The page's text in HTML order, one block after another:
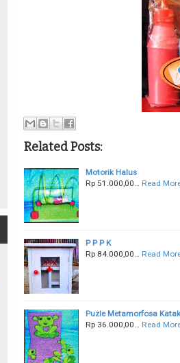
Related Posts:
Motorik Halus
Rp 51.000,00…
Read
P P P K
Rp 84.000,00…
Read
Puzle Metamorfosa Katak
Rp 36.000,00…
Read